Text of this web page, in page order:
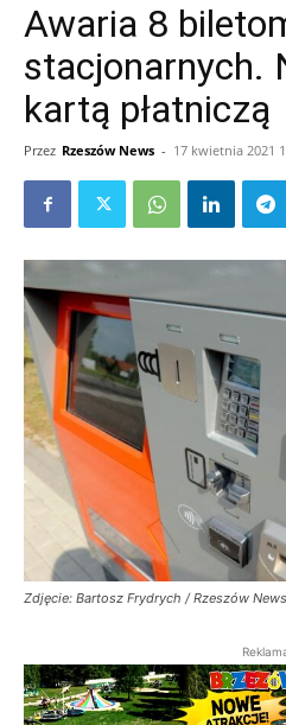
Awaria 8
stacjonarnych.
kartą płatniczą
Przez Rzeszów News - 17 kwietnia 2021
Zdjęcie: Bartosz Frydrych / Rzeszów News